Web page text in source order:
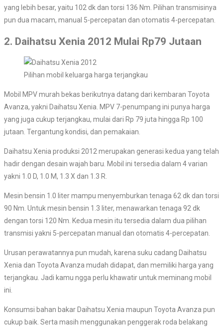
yang lebih besar, yaitu 102 dk dan torsi 136 Nm. Pilihan transmisinya
pun dua macam, manual 5-percepatan dan otomatis 4-percepatan.
2. Daihatsu Xenia 2012 Mulai Rp79 Jutaan
Pilihan mobil keluarga harga terjangkau
Mobil MPV murah bekas berikutnya datang dari kembaran Toyota
Avanza, yakni Daihatsu Xenia. MPV 7-penumpang ini punya harga
yang juga cukup terjangkau, mulai dari Rp 79 juta hingga Rp 100
jutaan. Tergantung kondisi, dan pemakaian.
Daihatsu Xenia produksi 2012 merupakan generasi kedua yang telah
hadir dengan desain wajah baru. Mobil ini tersedia dalam 4 varian
yakni 1.0 D, 1.0 M, 1.3 X dan 1.3 R.
Mesin bensin 1.0 liter mampu menyemburkan tenaga 62 dk dan torsi
90 Nm. Untuk mesin bensin 1.3 liter, menawarkan tenaga 92 dk
dengan torsi 120 Nm. Kedua mesin itu tersedia dalam dua pilihan
transmisi yakni 5-percepatan manual dan otomatis 4-percepatan.
Urusan perawatannya pun mudah, karena suku cadang Daihatsu
Xenia dan Toyota Avanza mudah didapat, dan memiliki harga yang
terjangkau. Jadi kamu ngga perlu khawatir untuk meminang mobil
ini.
Konsumsi bahan bakar Daihatsu Xenia maupun Toyota Avanza pun
cukup baik. Serta masih menggunakan penggerak roda belakang